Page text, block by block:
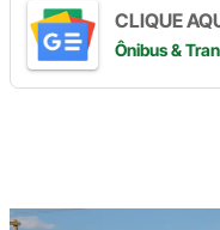
CLIQUE
Ônibus &
Digite